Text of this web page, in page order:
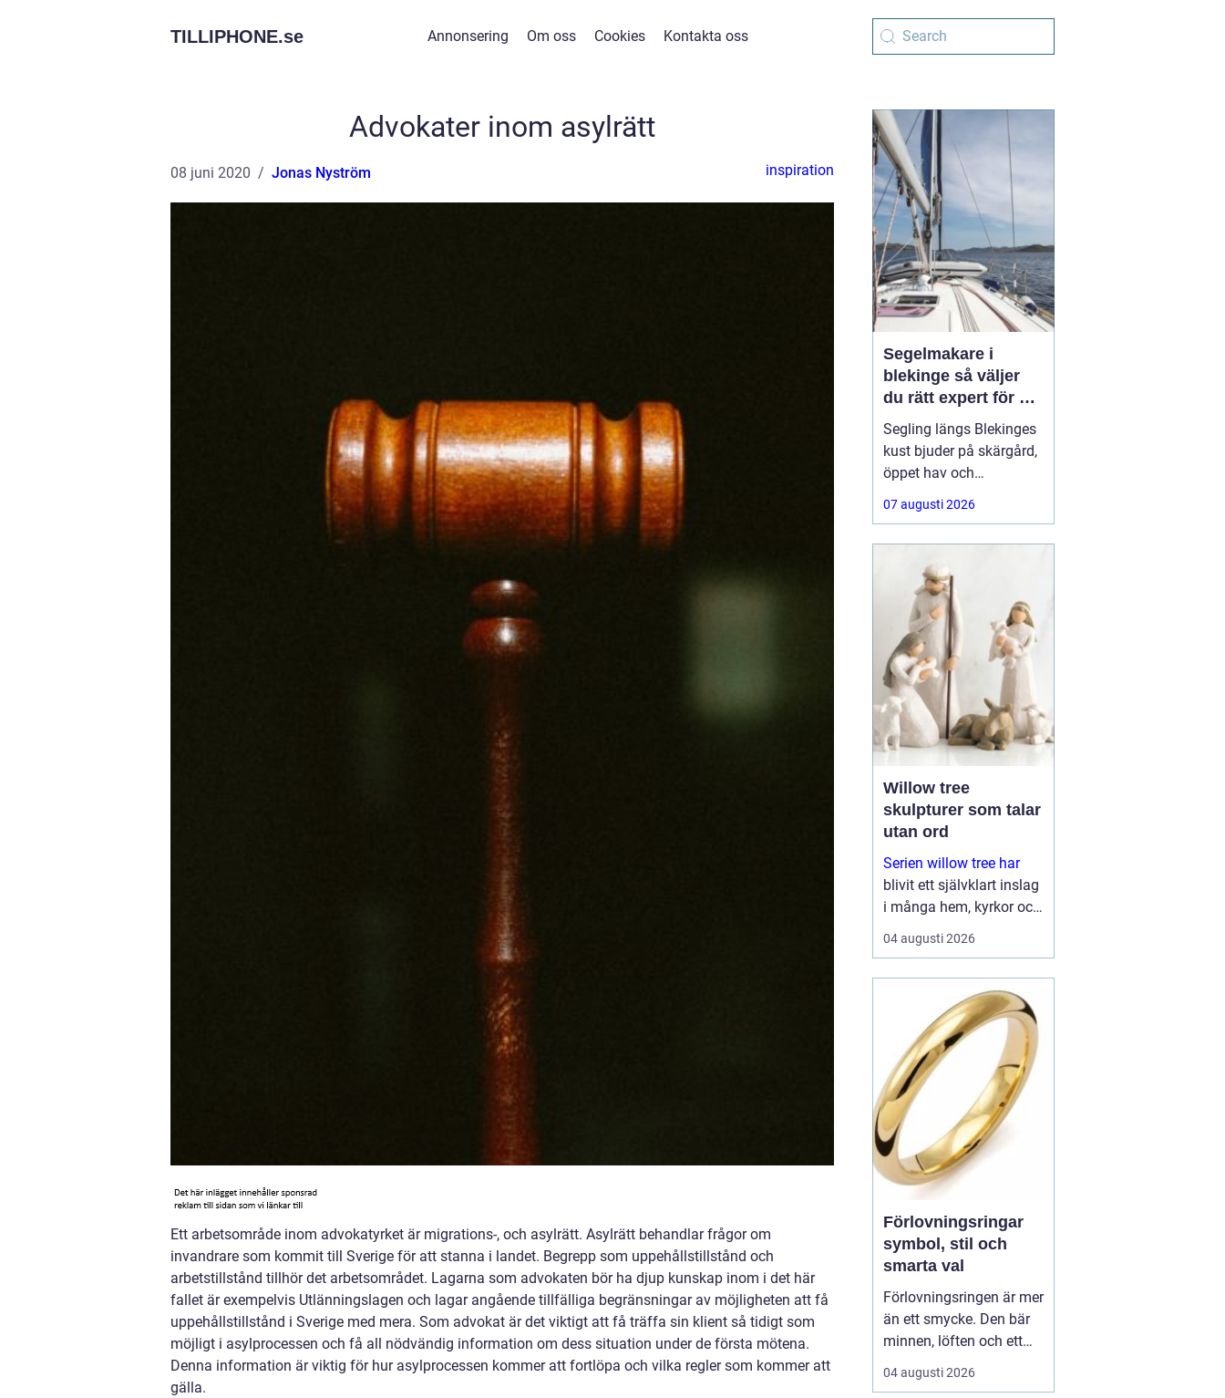
TILLIPHONE.se Annonsering Om oss Cookies Kontakta oss
Advokater inom asylrätt
08 juni 2020 Jonas Nyström inspiration
Ett arbetsområde inom advokatyrket är migrations-, och asylrätt. Asylrätt behandlar frågor om
invandrare som kommit till Sverige för att stanna i landet. Begrepp som uppehållstillstånd och
arbetstillstånd tillhör det arbetsområdet. Lagarna som advokaten bör ha djup kunskap inom i det här
fallet är exempelvis Utlänningslagen och lagar angående tillfälliga begränsningar av möjligheten att få
uppehållstillstånd i Sverige med mera. Som advokat är det viktigt att få träffa sin klient så tidigt som
möjligt i asylprocessen och få all nödvändig information om dess situation under de första mötena.
Denna information är viktig för hur asylprocessen kommer att fortlöpa och vilka regler som kommer att
gälla.
Segelmakare i
blekinge så väljer
du rätt expert för din
segelbåt
Segling längs Blekinges
kust bjuder på skärgård,
öppet hav och
varierande vindar. För att
kunna njuta av allt detta
anpassade efter både
båt och besättning.
Många letar
07 augusti 2026
Willow tree
skulpturer som talar
utan ord
Serien willow tree har
blivit ett självklart inslag
i många hem, kyrkor och
arbetsrum. De stilla
figurerna utan ansikten
känslor. De uttrycker
kärlek, sorg, hopp och
tacksa...
04 augusti 2026
Förlovningsringar
symbol, stil och
smarta val
Förlovningsringen är mer
än ett smycke. Den bär
minnen, löften och ett
vardagsliv tillsammans.
Samtidigt innebär valet
04 augusti 2026